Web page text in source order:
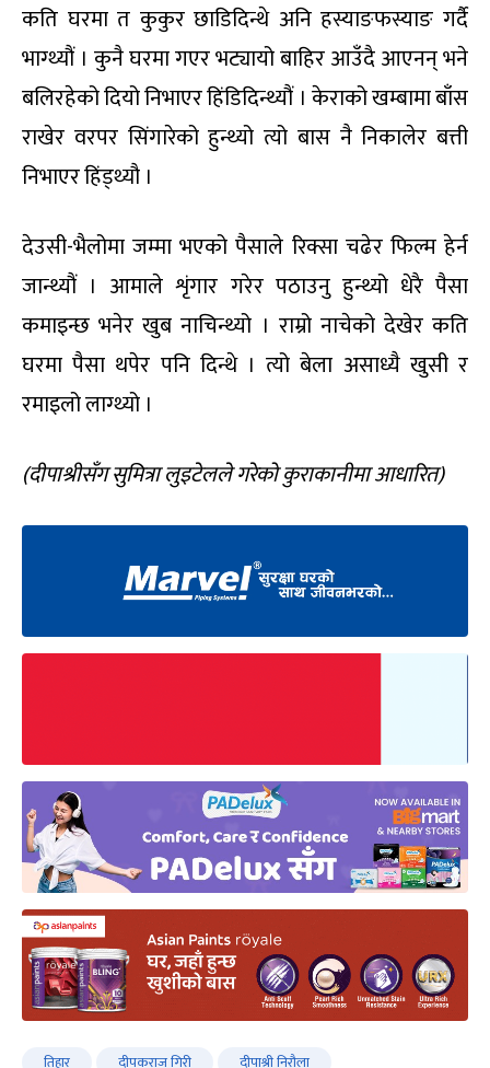
कति घरमा त कुकुर छाडिदिन्थे अनि हस्याङफस्याङ गर्दै
भाग्थ्यौं । कुनै घरमा गएर भट्यायो बाहिर आउँदै आएनन् भने
बलिरहेको दियो निभाएर हिंडिदिन्थ्यौं । केराको खम्बामा बाँस
राखेर वरपर सिंगारेको हुन्थ्यो त्यो बास नै निकालेर बत्ती
निभाएर हिंड्थ्यौ ।
देउसी-भैलोमा जम्मा भएको पैसाले रिक्सा चढेर फिल्म हेर्न
जान्थ्यौं । आमाले शृंगार गरेर पठाउनु हुन्थ्यो धेरै पैसा
कमाइन्छ भनेर खुब नाचिन्थ्यो । राम्रो नाचेको देखेर कति
घरमा पैसा थपेर पनि दिन्थे । त्यो बेला असाध्यै खुसी र
रमाइलो लाग्थ्यो ।
(दीपाश्रीसँग सुमित्रा लुइटेलले गरेको कुराकानीमा आधारित)
तिहार दीपकराज गिरी दीपाश्री निरौला